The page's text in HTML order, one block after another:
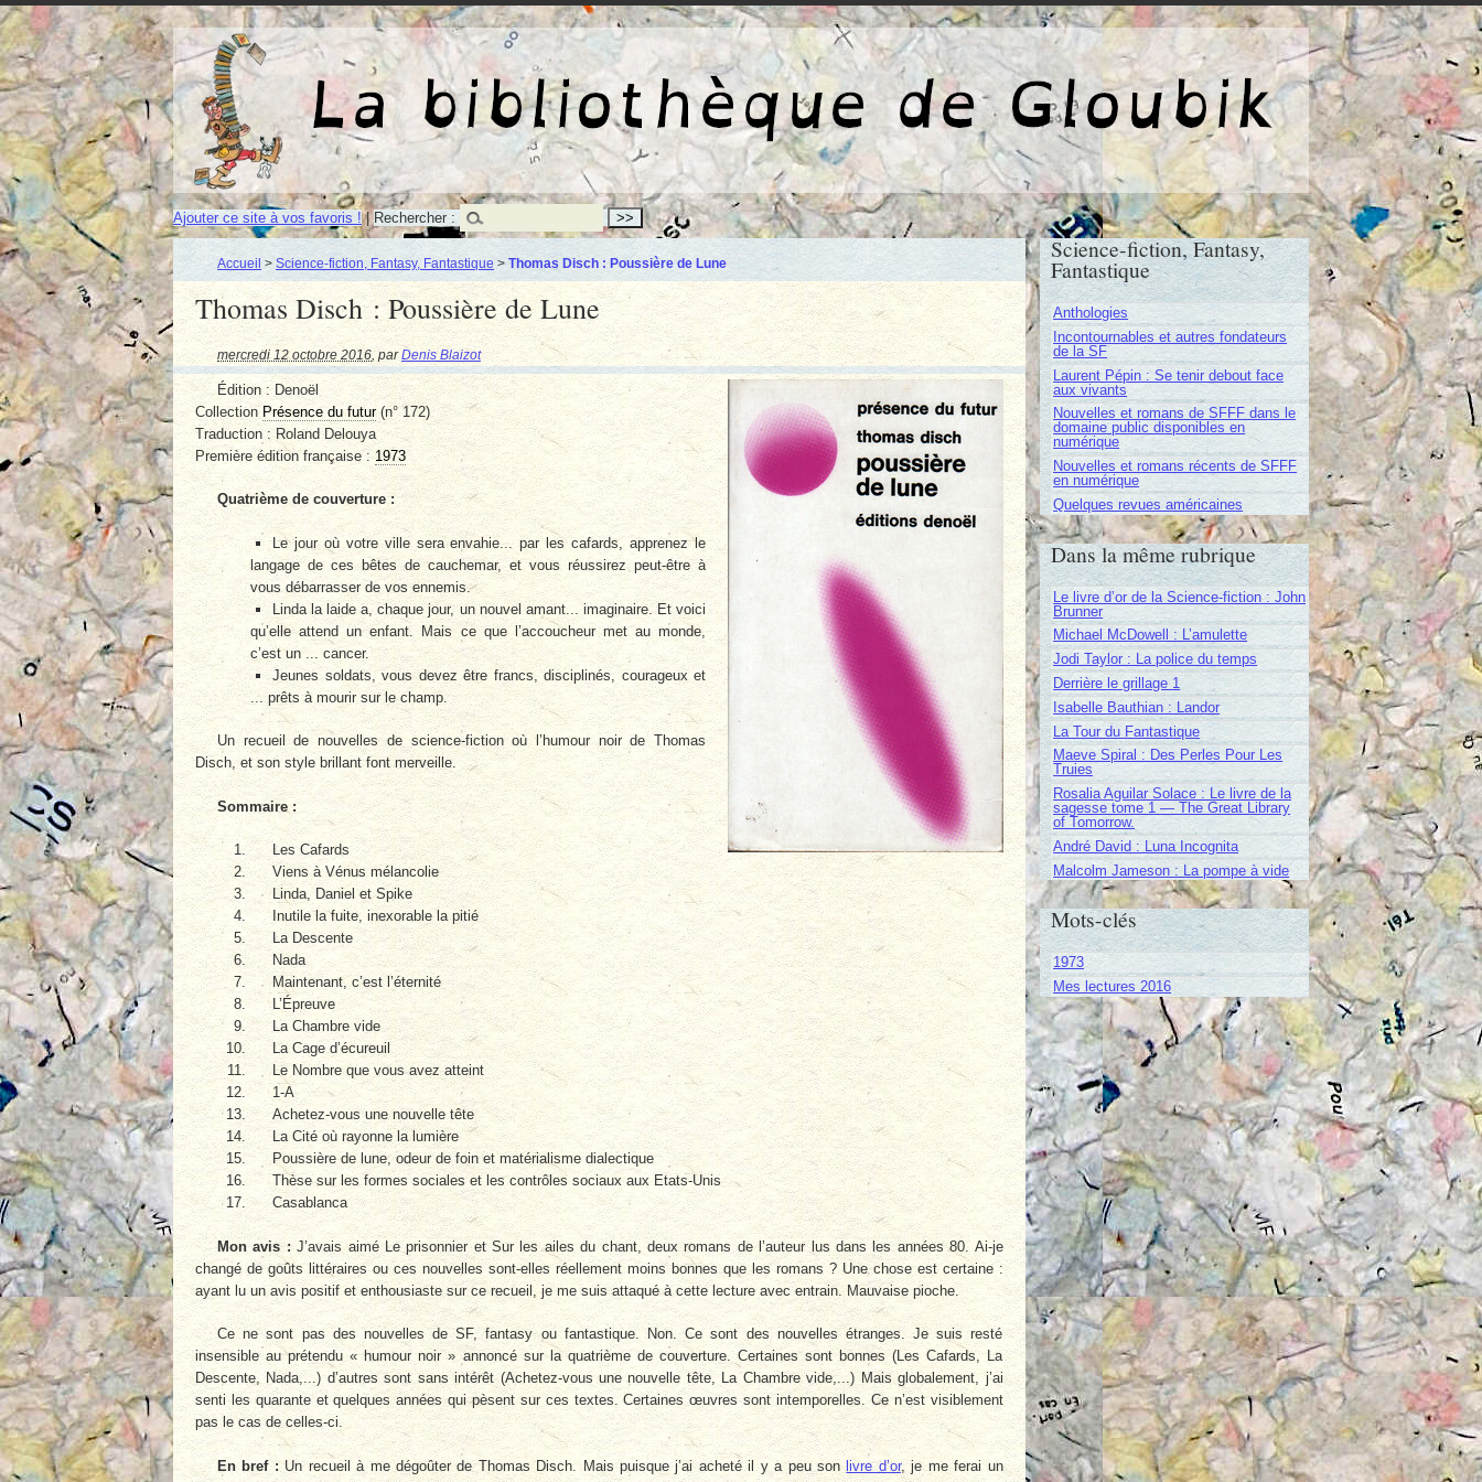
La bibliothèque de Gloubik
Ajouter ce site à vos favoris !|Rechercher :
Accueil > Science-fiction, Fantasy, Fantastique > Thomas Disch : Poussière de Lune
Thomas Disch : Poussière de Lune
mercredi 12 octobre 2016, parDenis Blaizot
Édition : Denoël
Collection Présence du futur(n° 172)
Traduction : Roland Delouya
Première édition française : 1973
Quatrième de couverture :
Le jour où votre ville sera envahie... par les cafards, apprenez le
langage de ces bêtes de cauchemar, et vous réussirez peut-être à
vous débarrasser de vos ennemis.
Linda la laide a, chaque jour, un nouvel amant... imaginaire. Et voici
qu’elle attend un enfant. Mais ce que l’accoucheur met au monde,
c’est un ... cancer.
Jeunes soldats, vous devez être francs, disciplinés, courageux et
... prêts à mourir sur le champ.
Un recueil de nouvelles de science-fiction où l’humour noir de Thomas
Disch, et son style brillant font merveille.
Sommaire :
Les Cafards
Viens à Vénus mélancolie
Linda, Daniel et Spike
Inutile la fuite, inexorable la pitié
La Descente
Nada
Maintenant, c’est l’éternité
L’Épreuve
La Chambre vide
La Cage d’écureuil
Le Nombre que vous avez atteint
1-A
Achetez-vous une nouvelle tête
La Cité où rayonne la lumière
Poussière de lune, odeur de foin et matérialisme dialectique
Thèse sur les formes sociales et les contrôles sociaux aux Etats-Unis
Casablanca
Mon avis :J’avais aimé Le prisonnier et Sur les ailes du chant, deux romans de l’auteur lus dans les années 80. Ai-je
changé de goûts littéraires ou ces nouvelles sont-elles réellement moins bonnes que les romans ? Une chose est certaine :
ayant lu un avis positif et enthousiaste sur ce recueil, je me suis attaqué à cette lecture avec entrain. Mauvaise pioche.
Ce ne sont pas des nouvelles de SF, fantasy ou fantastique. Non. Ce sont des nouvelles étranges. Je suis resté
insensible au prétendu « humour noir » annoncé sur la quatrième de couverture. Certaines sont bonnes (Les Cafards, La
Descente, Nada,...) d’autres sont sans intérêt (Achetez-vous une nouvelle tête, La Chambre vide,...) Mais globalement, j’ai
senti les quarante et quelques années qui pèsent sur ces textes. Certaines œuvres sont intemporelles. Ce n’est visiblement
pas le cas de celles-ci.
En bref :Un recueil à me dégoûter de Thomas Disch. Mais puisque j’ai acheté il y a peu sonlivre d’or, je me ferai un
Science-fiction, Fantasy,
Fantastique
Anthologies
Incontournables et autres fondateurs
de la SF
Laurent Pépin : Se tenir debout face
aux vivants
Nouvelles et romans de SFFF dans le
domaine public disponibles en
numérique
Nouvelles et romans récents de SFFF
en numérique
Quelques revues américaines
Dans la même rubrique
Le livre d’or de la Science-fiction : John
Brunner
Michael McDowell : L’amulette
Jodi Taylor : La police du temps
Derrière le grillage 1
Isabelle Bauthian : Landor
La Tour du Fantastique
Maeve Spiral : Des Perles Pour Les
Truies
Rosalia Aguilar Solace : Le livre de la
sagesse tome 1 — The Great Library
of Tomorrow.
André David : Luna Incognita
Malcolm Jameson : La pompe à vide
Mots-clés
1973
Mes lectures 2016